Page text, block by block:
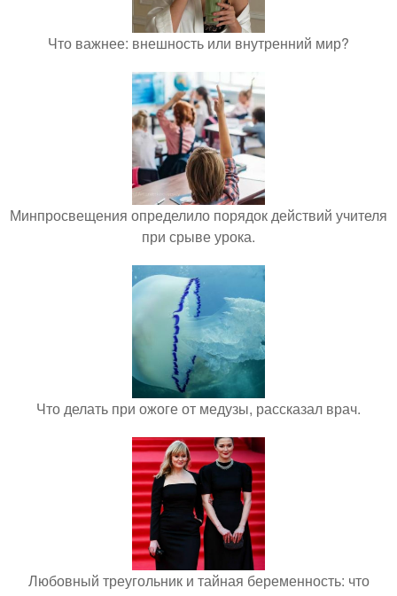
Что важнее: внешность или внутренний мир?
Минпросвещения определило порядок действий учителя
при срыве урока.
Что делать при ожоге от медузы, рассказал врач.
Любовный треугольник и тайная беременность: что